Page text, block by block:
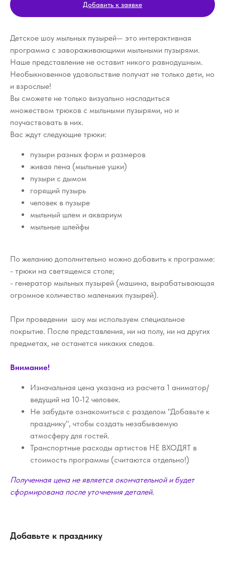
Добавить к заявке
Детское шоу мыльных пузырей— это интерактивная
программа с завораживающими мыльными пузырями.
Наше представление не оставит никого равнодушным.
Необыкновенное удовольствие получат не только дети, но
и взрослые!
Вы сможете не только визуально насладиться
множеством трюков с мыльными пузырями, но и
поучаствовать в них.
Вас ждут следующие трюки:
пузыри разных форм и размеров
живая пена (мыльные ушки)
пузыри с дымом
горящий пузырь
человек в пузыре
мыльный шлем и аквариум
мыльные шлейфы
По желанию дополнительно можно добавить к программе:
- трюки на светящемся столе;
- генератор мыльных пузырей (машина, вырабатывающая
огромное количество маленьких пузырей).
При проведении шоу мы используем специальное
покрытие. После представления, ни на полу, ни на других
предметах, не останется никаких следов.
Внимание!
Изначальная цена указана из расчета 1 аниматор/
ведущий на 10-12 человек.
Не забудьте ознакомиться с разделом "Добавьте к
празднику", чтобы создать незабываемую
атмосферу для гостей.
Транспортные расходы артистов НЕ ВХОДЯТ в
стоимость программы (считаются отдельно!)
Полученная цена не является окончательной и будет
сформирована после уточнения деталей.
Добавьте к празднику